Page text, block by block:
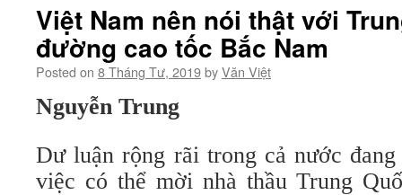
Việt Nam nên nói thật với
đường cao tốc Bắc Nam
Posted on 8 Tháng Tư, 2019byVăn Việt
Nguyễn Trung
Dư luận rộng rãi trong cả nước
việc có thể mời nhà thầu Trung